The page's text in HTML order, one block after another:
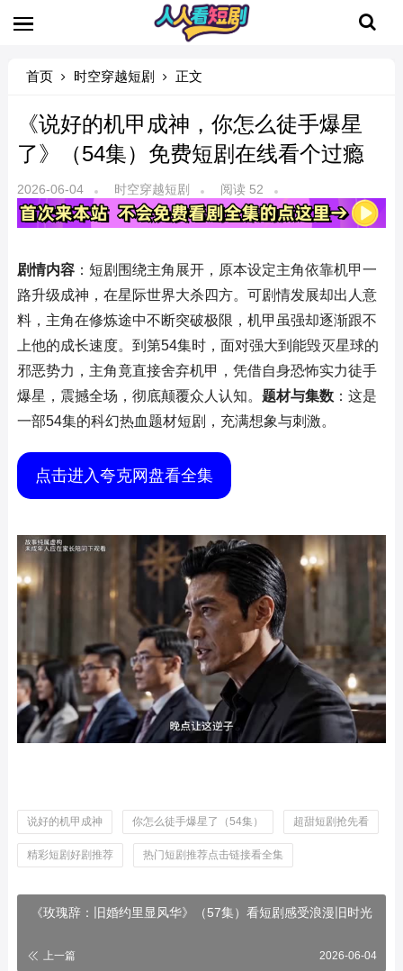
首页 时空穿越短剧 正文
《说好的机甲成神，你怎么徒手爆星
了》（54集）免费短剧在线看个过瘾
2026-06-04 时空穿越短剧 阅读 52
剧情内容：短剧围绕主角展开，原本设定主角依靠机甲一
路升级成神，在星际世界大杀四方。可剧情发展却出人意
料，主角在修炼途中不断突破极限，机甲虽强却逐渐跟不
上他的成长速度。到第54集时，面对强大到能毁灭星球的
邪恶势力，主角竟直接舍弃机甲，凭借自身恐怖实力徒手
爆星，震撼全场，彻底颠覆众人认知。 题材与集数：这是
一部54集的科幻热血题材短剧，充满想象与刺激。
点击进入夸克网盘看全集
说好的机甲成神 你怎么徒手爆星了（54集） 超甜短剧抢先看
精彩短剧好剧推荐 热门短剧推荐点击链接看全集
《玫瑰辞：旧婚约里显风华》（57集）看短剧感受浪漫旧时光
上一篇 2026-06-04